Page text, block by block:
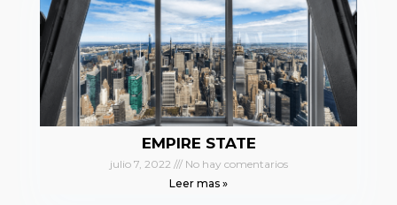
EMPIRE STATE
julio 7, 2022
No hay comentarios
Leer mas »